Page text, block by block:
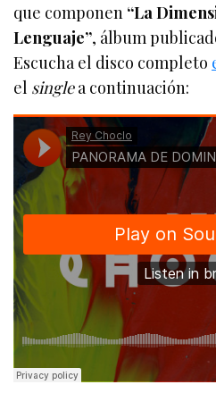
que componen “La
Lenguaje”, álbum
Escucha el disco completo
el singlea continuación: